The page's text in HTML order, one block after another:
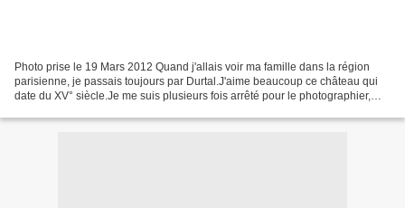
Photo prise le 19 Mars 2012 Quand j'allais voir ma famille dans la région
parisienne, je passais toujours par Durtal.J'aime beaucoup ce château qui
date du XV° siècle.Je me suis plusieurs fois arrêté pour le photographier,